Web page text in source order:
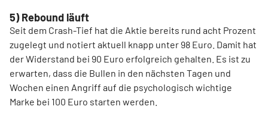
5) Rebound läuft
Seit dem Crash-Tief hat die Aktie bereits rund acht Prozent
zugelegt und notiert aktuell knapp unter 98 Euro. Damit hat
der Widerstand bei 90 Euro erfolgreich gehalten. Es ist zu
erwarten, dass die Bullen in den nächsten Tagen und
Wochen einen Angriff auf die psychologisch wichtige
Marke bei 100 Euro starten werden.